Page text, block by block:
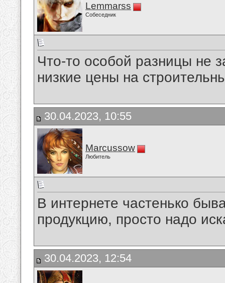
Lemmarss
Собеседник
Что-то особой разницы не
низкие цены на
30.04.2023, 10:55
Marcussow
Любитель
В интернете частенько
продукцию, просто надо
30.04.2023, 12:54